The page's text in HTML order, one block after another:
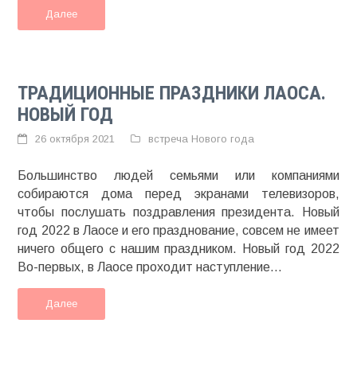
Далее
ТРАДИЦИОННЫЕ ПРАЗДНИКИ ЛАОСА.
НОВЫЙ ГОД
26 октября 2021 встреча Нового года
Большинство людей семьями или компаниями
собираются дома перед экранами телевизоров,
чтобы послушать поздравления президента. Новый
год 2022 в Лаосе и его празднование, совсем не имеет
ничего общего с нашим праздником. Новый год 2022
Во-первых, в Лаосе проходит наступление...
Далее